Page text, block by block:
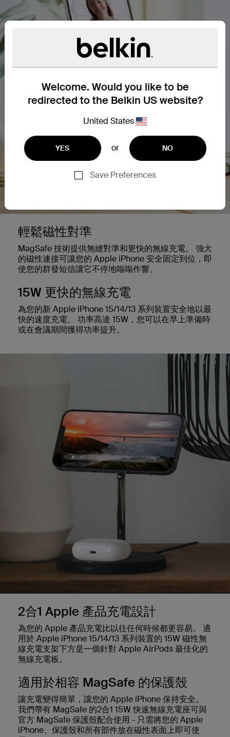
Welcome. Would you like to be
redirected to the Belkin US website?
United States
YES or NO
Save Preferences
輕鬆磁性對準
MagSafe 技術提供無縫對準和更快的無線充電。 強大
的磁性連接可讓您的 Apple iPhone 安全固定到位，即
使您的群發短信讓它不停地嗡嗡作響。
15W 更快的無線充電
為您的新 Apple iPhone 15/14/13 系列裝置安全地以最
快的速度充電。 功率高達 15W，您可以在早上準備時
或在會議期間獲得功率提升。
2合1 Apple 產品充電設計
為您的 Apple 產品充電比以往任何時候都更容易。 適
用於 Apple iPhone 15/14/13 系列裝置的 15W 磁性無
線充電支架下方是一個針對 Apple AirPods 最佳化的
無線充電板。
適用於相容 MagSafe 的保護殼
讓充電變得簡單，讓您的 Apple iPhone 保持安全。
我們帶有 MagSafe 的2合1 15W 快速無線充電座可與
官方 MagSafe 保護殼配合使用 - 只需將您的 Apple
iPhone、保護殼和所有部件放在磁性表面上即可使